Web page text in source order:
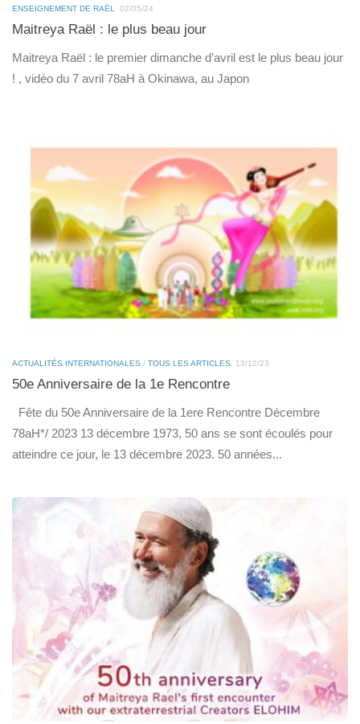
ENSEIGNEMENT DE RAËL 02/05/24
Maitreya Raël : le plus beau jour
Maitreya Raël : le premier dimanche d’avril est le plus beau jour
! , vidéo du 7 avril 78aH à Okinawa, au Japon
ACTUALITÉS INTERNATIONALES / TOUS LES ARTICLES 13/12/23
50e Anniversaire de la 1e Rencontre
Fête du 50e Anniversaire de la 1ere Rencontre Décembre
78aH*/ 2023 13 décembre 1973, 50 ans se sont écoulés pour
atteindre ce jour, le 13 décembre 2023. 50 années...